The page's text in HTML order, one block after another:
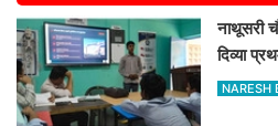
नाथूसरी
दिव्या
स्थान
NARESH